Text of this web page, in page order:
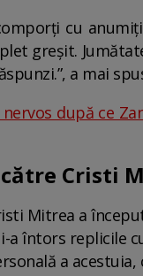
cu
greșit.
a mai
după ce
Cristi
Mitrea a
întors replicile
a